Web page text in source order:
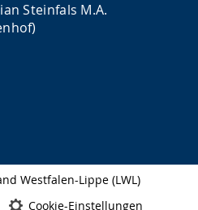
Steinfals M.A.
Westfalen-Lippe (LWL)
Cookie-Einstellungen